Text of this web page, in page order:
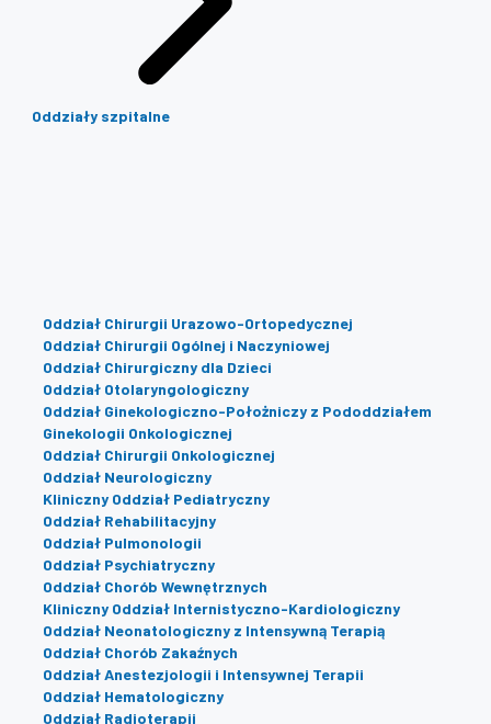
Oddziały szpitalne
Oddział Chirurgii Urazowo-Ortopedycznej
Oddział Chirurgii Ogólnej i Naczyniowej
Oddział Chirurgiczny dla Dzieci
Oddział Otolaryngologiczny
Oddział Ginekologiczno-Położniczy z Pododdziałem
Ginekologii Onkologicznej
Oddział Chirurgii Onkologicznej
Oddział Neurologiczny
Kliniczny Oddział Pediatryczny
Oddział Rehabilitacyjny
Oddział Pulmonologii
Oddział Psychiatryczny
Oddział Chorób Wewnętrznych
Kliniczny Oddział Internistyczno-Kardiologiczny
Oddział Neonatologiczny z Intensywną Terapią
Oddział Chorób Zakaźnych
Oddział Anestezjologii i Intensywnej Terapii
Oddział Hematologiczny
Oddział Radioterapii